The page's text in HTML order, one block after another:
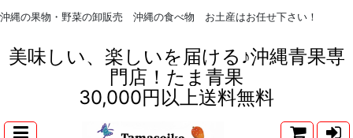
沖縄の果物・野菜の卸販売 沖縄の食べ物 お土産はお任せ下さい！
美味しい、楽しいを届ける♪沖縄青果専
門店！たま青果
30,000円以上送料無料